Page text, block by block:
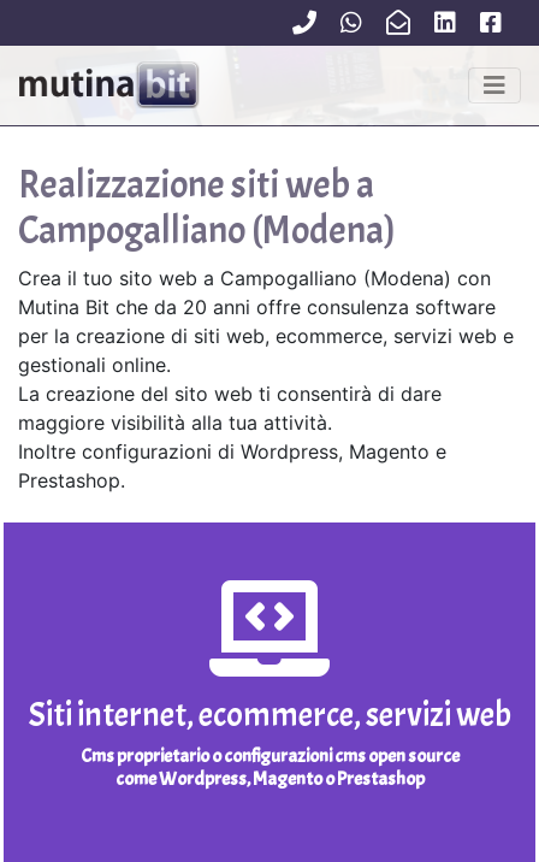
Realizzazione siti web a
Campogalliano (Modena)
Crea il tuo sito web a Campogalliano (Modena) con
Mutina Bit che da 20 anni offre consulenza software
per la creazione di siti web, ecommerce, servizi web e
gestionali online.
La creazione del sito web ti consentirà di dare
maggiore visibilità alla tua attività.
Inoltre configurazioni di Wordpress, Magento e
Prestashop.
Siti internet, ecommerce, servizi web
Cms proprietario o configurazioni cms open source
come Wordpress, Magento o Prestashop